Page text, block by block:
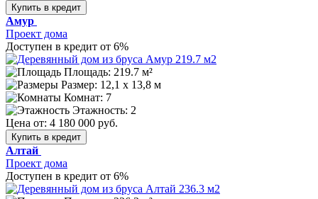
Купить в кредит
Амур
Проект дома
Доступен в кредит от 6%
Площадь: 219.7 м²
Размер: 12,1 х 13,8 м
Комнат: 7
Этажность: 2
Цена от: 4 180 000 руб.
Купить в кредит
Алтай
Проект дома
Доступен в кредит от 6%